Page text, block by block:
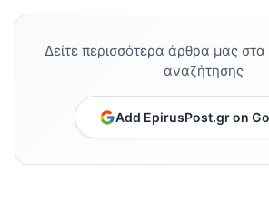
Δείτε περισσότερα άρθρα μας
αναζήτησης
Add EpirusPost.gr on